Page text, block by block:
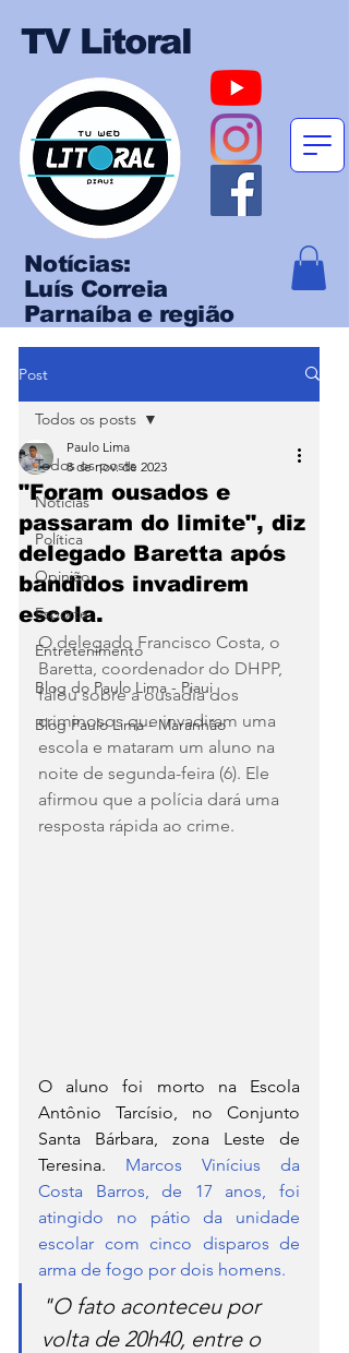
TV Litoral
Notícias:
Luís Correia
Parnaíba e região
Post
Todos os posts
Notícias
Política
Opinião
Esporte
Entretenimento
Blog do Paulo Lima - Piaui
Blog Paulo Lima - Maranhão
Todos os posts
"Foram ousados e
passaram do limite", diz
delegado Baretta após
bandidos invadirem
escola.
Paulo Lima
8 de nov. de 2023
O delegado Francisco Costa, o
Baretta, coordenador do DHPP,
falou sobre a ousadia dos
criminosos que invadiram uma
escola e mataram um aluno na
noite de segunda-feira (6). Ele
afirmou que a polícia dará uma
resposta rápida ao crime.
O aluno foi morto na Escola
Antônio Tarcísio, no Conjunto
Santa Bárbara, zona Leste de
Teresina. Marcos Vinícius da
Costa Barros, de 17 anos, foi
atingido no pátio da unidade
escolar com cinco disparos de
arma de fogo por dois homens.
"O fato aconteceu por
volta de 20h40, entre o